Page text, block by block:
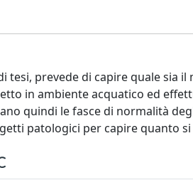
tesi, prevede di capire quale sia
in ambiente acquatico ed
quindi le fasce di normalità
patologici per capire quanto